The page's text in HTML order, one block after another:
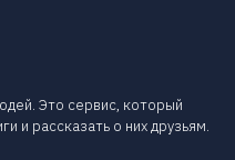
Это сервис, который
и рассказать о них друзьям.